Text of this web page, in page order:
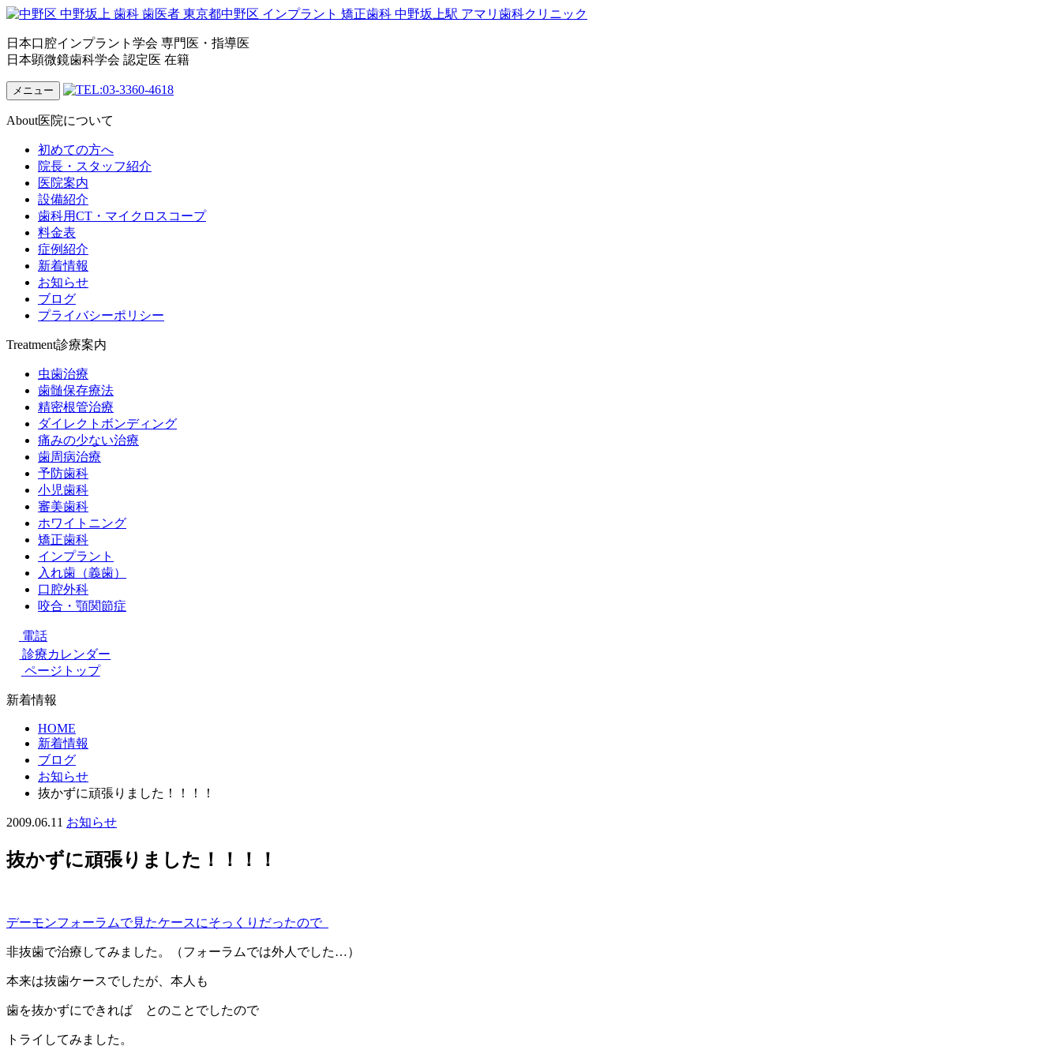
日本口腔インプラント学会 専門医・指導医
日本顕微鏡歯科学会 認定医 在籍
メニュー
About医院について
初めての方へ
院長・スタッフ紹介
医院案内
設備紹介
歯科用CT・マイクロスコープ
料金表
症例紹介
新着情報
お知らせ
ブログ
プライバシーポリシー
Treatment診療案内
虫歯治療
歯髄保存療法
精密根管治療
ダイレクトボンディング
痛みの少ない治療
歯周病治療
予防歯科
小児歯科
審美歯科
ホワイトニング
矯正歯科
インプラント
入れ歯（義歯）
口腔外科
咬合・顎関節症
電話
診療カレンダー
ページトップ
新着情報
HOME
新着情報
ブログ
お知らせ
抜かずに頑張りました！！！！
2009.06.11 お知らせ
抜かずに頑張りました！！！！
デーモンフォーラムで見たケースにそっくりだったので
非抜歯で治療してみました。（フォーラムでは外人でした…）
本来は抜歯ケースでしたが、本人も
歯を抜かずにできれば とのことでしたので
トライしてみました。